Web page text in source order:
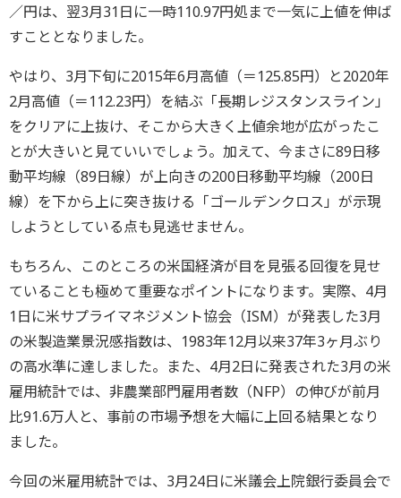
／円は、翌3月31日に一時110.97円処まで一気に上値を伸ば
すこととなりました。
やはり、3月下旬に2015年6月高値（＝125.85円）と2020年
2月高値（＝112.23円）を結ぶ「長期レジスタンスライン」
をクリアに上抜け、そこから大きく上値余地が広がったこ
とが大きいと見ていいでしょう。加えて、今まさに89日移
動平均線（89日線）が上向きの200日移動平均線（200日
線）を下から上に突き抜ける「ゴールデンクロス」が示現
しようとしている点も見逃せません。
もちろん、このところの米国経済が目を見張る回復を見せ
ていることも極めて重要なポイントになります。実際、4月
1日に米サプライマネジメント協会（ISM）が発表した3月
の米製造業景況感指数は、1983年12月以来37年3ヶ月ぶり
の高水準に達しました。また、4月2日に発表された3月の米
雇用統計では、非農業部門雇用者数（NFP）の伸びが前月
比91.6万人と、事前の市場予想を大幅に上回る結果となり
ました。
今回の米雇用統計では、3月24日に米議会上院銀行委員会で